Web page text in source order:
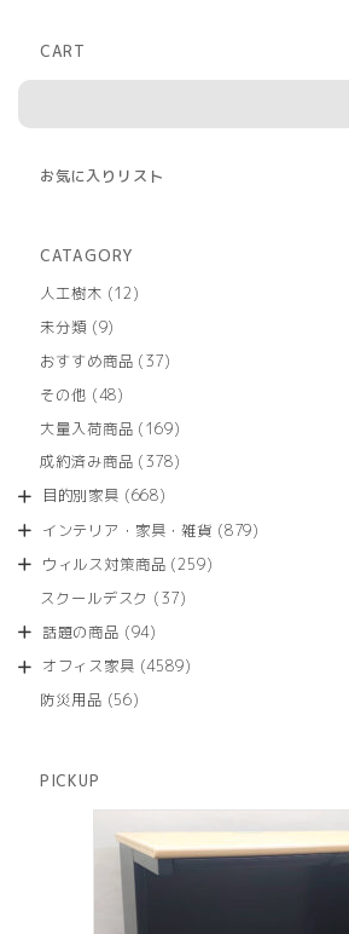
CART
お気に入りリスト
CATAGORY
人工樹木
1212
商
未分類 99
の
商
おすすめ商品 3737
商
その他 4848
の
商
大量入荷商品 169169
の
成約済み商品 378378
商
目的別家具 668668
の
商
インテリア・家具・雑貨 879879
ウィルス対策商品 259259
スクールデスク 3737
商
話題の商品 9494
の
オフィス家具 45894589
防災用品 5656
PICKUP